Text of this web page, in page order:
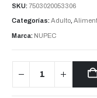
SKU:7503020053306
Categorías:Adulto,
Marca: NUPEC